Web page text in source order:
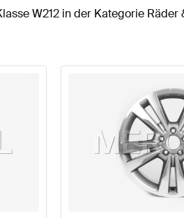
W212 in der Kategorie Räder
Räder & Reifen A-Klasse